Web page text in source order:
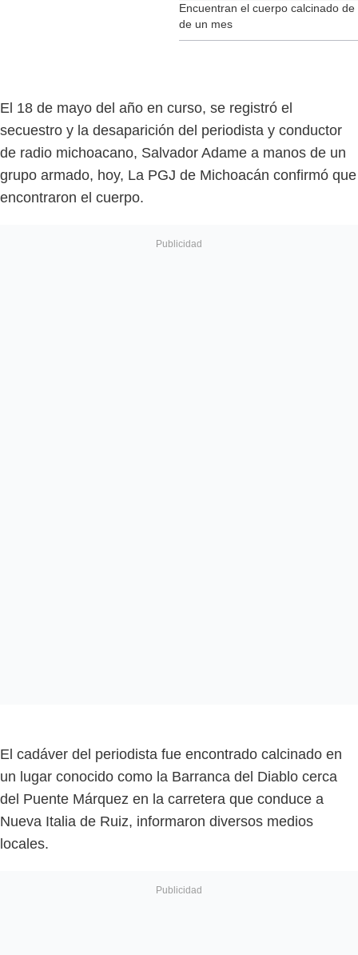
Encuentran el cuerpo calcinado
de un mes
El 18 de mayo del año en curso, se registró el
secuestro y la desaparición del periodista y conductor
de radio michoacano, Salvador Adame a manos de un
grupo armado, hoy, La PGJ de Michoacán confirmó que
encontraron el cuerpo.
El cadáver del periodista fue encontrado calcinado en
un lugar conocido como la Barranca del Diablo cerca
del Puente Márquez en la carretera que conduce a
Nueva Italia de Ruiz, informaron diversos medios
locales.